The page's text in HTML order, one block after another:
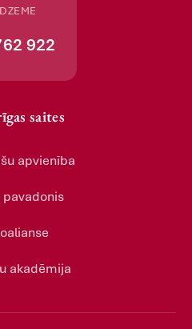
922
saites
apvienība
pavadonis
akadēmija